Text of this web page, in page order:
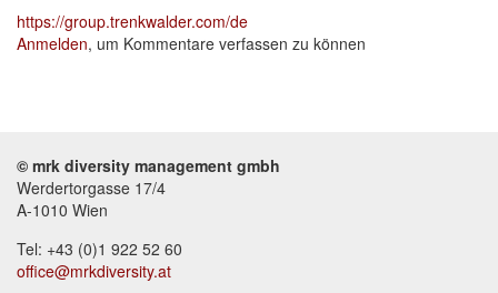
https://group.trenkwalder.com/de
Anmelden, um Kommentare verfassen zu können
© mrk diversity management gmbh
Werdertorgasse 17/4
A-1010 Wien
Tel: +43 (0)1 922 52 60
office@mrkdiversity.at